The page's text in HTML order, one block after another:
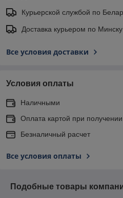
Курьерской службой по
Доставка курьером по Минску
Все условия доставки
Условия оплаты
Наличными
Оплата картой при получении
Безналичный расчет
Все условия оплаты
Подобные товары